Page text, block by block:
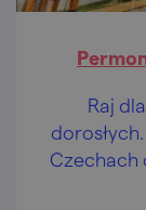
Raj
Czechach